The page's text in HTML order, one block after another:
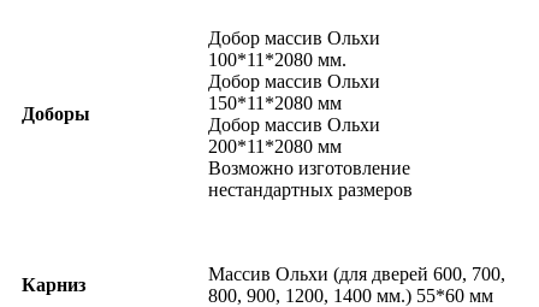
Доборы
Добор массив Ольхи
100*11*2080 мм.
Добор массив Ольхи
150*11*2080 мм
Добор массив Ольхи
200*11*2080 мм
Возможно изготовление
нестандартных размеров
Карниз
Массив Ольхи (для дверей 600, 700,
800, 900, 1200, 1400 мм.) 55*60 мм